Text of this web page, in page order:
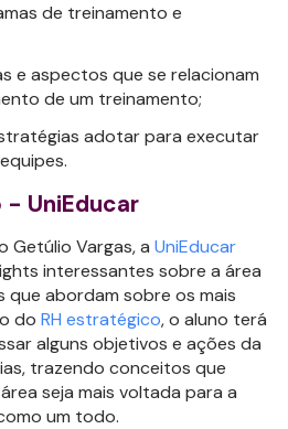
de treinamento e
e aspectos que se relacionam
de um treinamento;
adotar para executar
- UniEducar
Getúlio Vargas, a UniEducar
interessantes sobre a área
que abordam sobre os mais
do RH estratégico, o aluno terá
alguns objetivos e ações da
trazendo conceitos que
seja mais voltada para a
um todo.